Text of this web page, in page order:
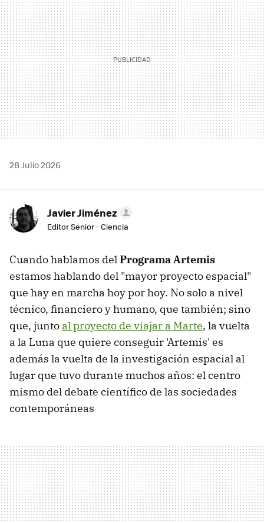
28 Julio 2026
Javier Jiménez
Editor Senior - Ciencia
Cuando hablamos delPrograma Artemis
estamos hablando del "mayor proyecto espacial"
que hay en marcha hoy por hoy. No solo a nivel
técnico, financiero y humano, que también; sino
que, junto al proyecto de viajar a Marte, la vuelta
a la Luna que quiere conseguir 'Artemis' es
además la vuelta de la investigación espacial al
lugar que tuvo durante muchos años: el centro
mismo del debate científico de las sociedades
contemporáneas